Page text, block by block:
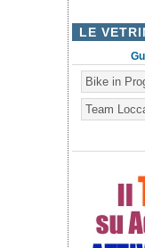
LE
Bike in
Team